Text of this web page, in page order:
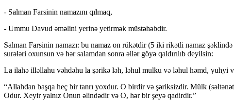
- Salman Farsinin namazını qılmaq,
- Ummu Davud əməlini yerinə yetirmək müstəhəbdir.
Salman Farsinin namazı: bu namaz on rükətdir (5 iki rikətli namaz
surələri oxunsun və hər salamdan sonra əllər göyə qaldırılıb deyilsin:
La ilahə illəllahu vəhdəhu la şərikə ləh, ləhul mulku və ləhul həmd,
“Allahdan başqa heç bir tanrı yoxdur. O birdir və şəriksizdir. Mülk
Odur. Xeyir yalnız Onun əlindədir və O, hər bir şeyə qadirdir.”